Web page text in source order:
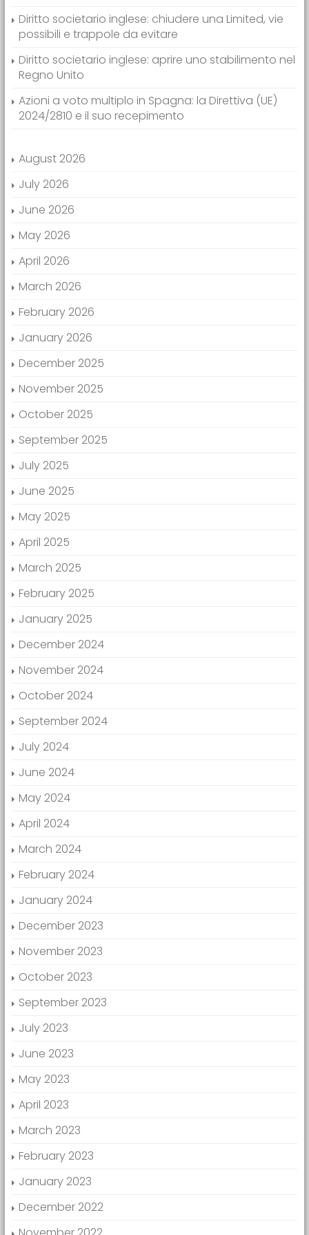
Diritto societario inglese: chiudere una Limited, vie
possibili e trappole da evitare
Diritto societario inglese: aprire uno stabilimento nel
Regno Unito
Azioni a voto multiplo in Spagna: la Direttiva (UE)
2024/2810 e il suo recepimento
August 2026
July 2026
June 2026
May 2026
April 2026
March 2026
February 2026
January 2026
December 2025
November 2025
October 2025
September 2025
July 2025
June 2025
May 2025
April 2025
March 2025
February 2025
January 2025
December 2024
November 2024
October 2024
September 2024
July 2024
June 2024
May 2024
April 2024
March 2024
February 2024
January 2024
December 2023
November 2023
October 2023
September 2023
July 2023
June 2023
May 2023
April 2023
March 2023
February 2023
January 2023
December 2022